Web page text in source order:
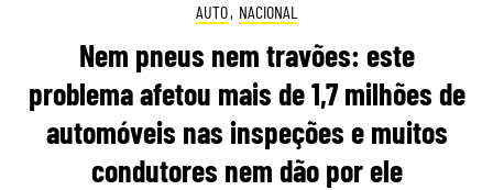
AUTO, NACIONAL
Nem pneus nem travões: este
problema afetou mais de 1,7 milhões de
automóveis nas inspeções e muitos
condutores nem dão por ele